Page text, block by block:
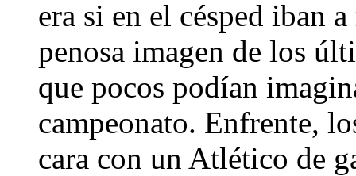
era si en el césped iban
penosa imagen de los
que pocos podían
campeonato. Enfrente,
cara con un Atlético de